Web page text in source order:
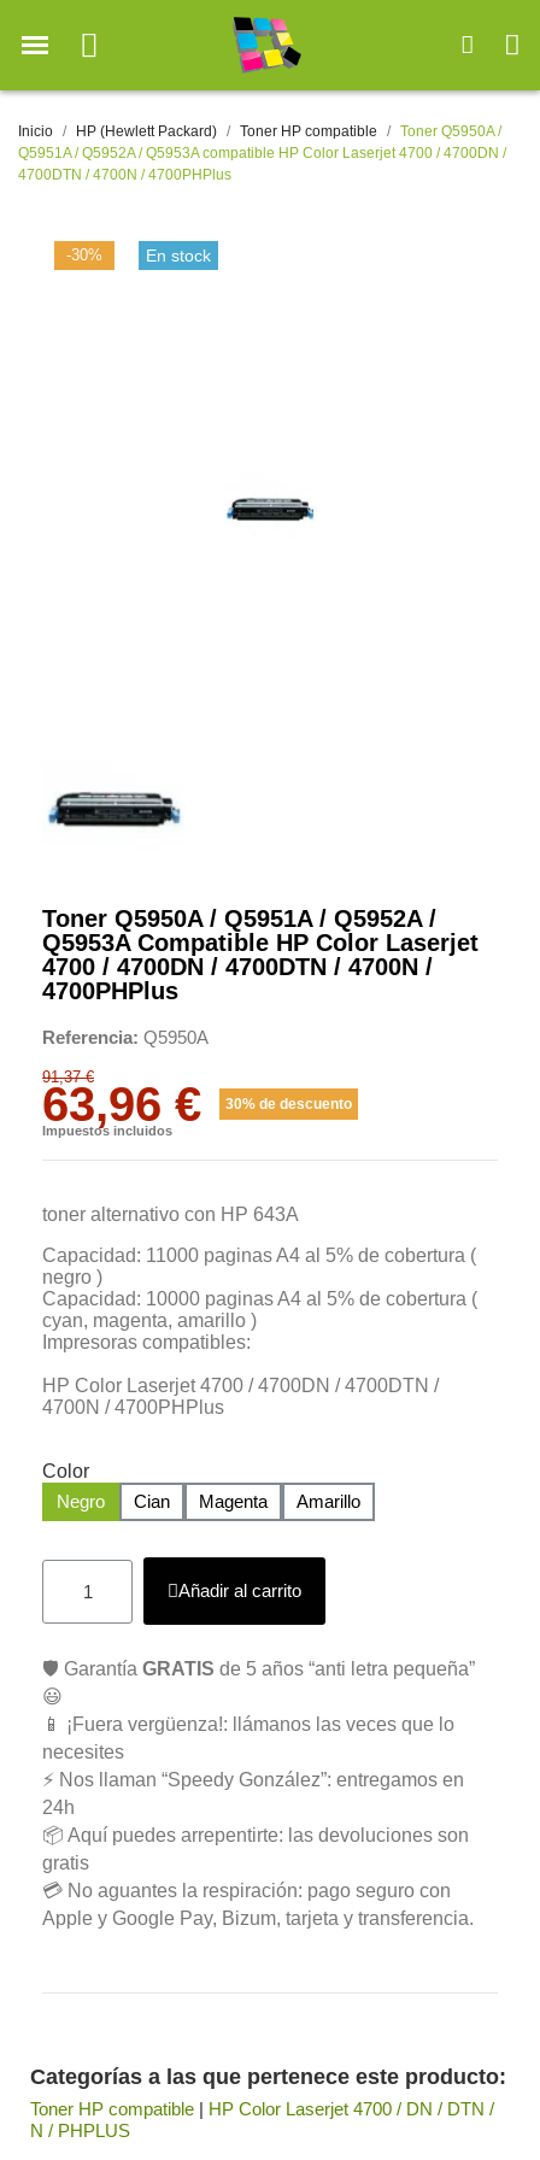
Inicio HP (Hewlett Packard) Toner HP compatible
Toner Q5950A /
Q5951A / Q5952A / Q5953A compatible HP Color Laserjet 4700 / 4700DN /
4700DTN / 4700N / 4700PHPlus
-30% En stock
Toner Q5950A / Q5951A / Q5952A /
Q5953A Compatible HP Color Laserjet
4700 / 4700DN / 4700DTN / 4700N /
4700PHPlus
Referencia Q5950A
91,37 €
63,96 € 30% de descuento
Impuestos incluidos
toner alternativo con HP 643A
Capacidad: 11000 paginas A4 al 5% de cobertura (
negro )
Capacidad: 10000 paginas A4 al 5% de cobertura (
cyan, magenta, amarillo )
Impresoras compatibles:
HP Color Laserjet4700 / 4700DN / 4700DTN /
4700N / 4700PHPlus
Color
Negro
Cian Magenta Amarillo
Añadir al carrito
🛡️ Garantía GRATIS de 5 años “anti letra pequeña”
😃
📱 ¡Fuera vergüenza!: llámanos las veces que lo
necesites
⚡ Nos llaman “Speedy González”: entregamos en
24h
📦 Aquí puedes arrepentirte: las devoluciones son
gratis
💳 No aguantes la respiración: pago seguro con
Apple y Google Pay, Bizum, tarjeta y transferencia.
Categorías a las que pertenece este producto:
Toner HP compatible | HP Color Laserjet 4700 / DN / DTN /
N / PHPLUS